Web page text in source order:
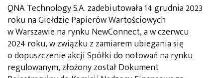
QNA Technology S.A. zadebiutowała 14 grudnia 2023
roku na Giełdzie Papierów Wartościowych
w Warszawie na rynku NewConnect, a w czerwcu
2024 roku, w związku z zamiarem ubiegania się
o dopuszczenie akcji Spółki do notowań na rynku
regulowanym, złożony został Dokument